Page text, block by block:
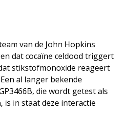
van de John Hopkins
dat cocaïne celdood triggert
stikstofmonoxide reageert
al langer bekende
die wordt getest als
is in staat deze interactie